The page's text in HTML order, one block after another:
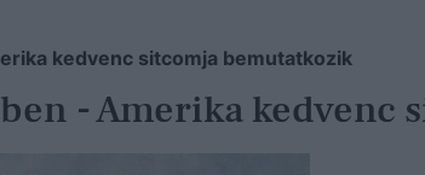
kedvenc sitcomja bemutatkozik
- Amerika kedvenc